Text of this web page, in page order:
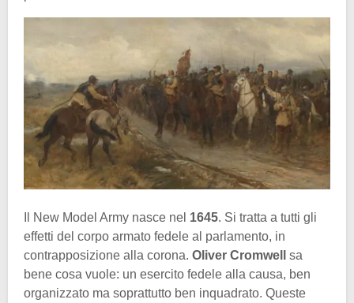
Il New Model Army nasce nel 1645. Si tratta a tutti gli
effetti del corpo armato fedele al parlamento, in
contrapposizione alla corona. Oliver Cromwell
sa
bene cosa vuole: un esercito fedele alla causa, ben
organizzato ma soprattutto ben inquadrato. Queste